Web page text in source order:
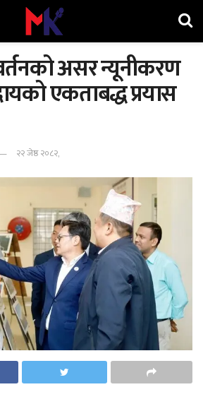
असर न्यूनीकरण
एकताबद्ध प्रयास
२२ जेष्ठ २०८२,